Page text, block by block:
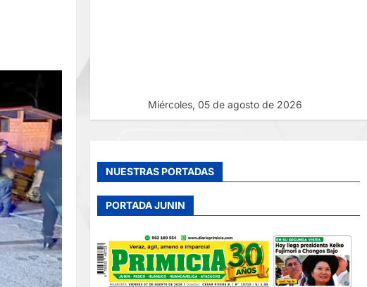
Miércoles, 05 de agosto de 2026
NUESTRAS PORTADAS
PORTADA JUNIN